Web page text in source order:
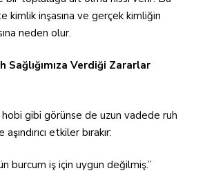
kimlik inşasına ve gerçek kimliğin
neden olur.
Sağlığımıza Verdiği Zararlar
gibi görünse de uzun vadede ruh
etkiler bırakır:
burcum iş için uygun değilmiş.”